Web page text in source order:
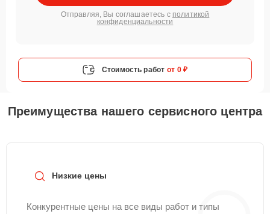
Отправляя, Вы соглашаетесь с политикой
конфиденциальности
Стоимость работ от 0 ₽
Преимущества нашего сервисного центра
Низкие цены
Конкурентные цены на все виды работ и типы